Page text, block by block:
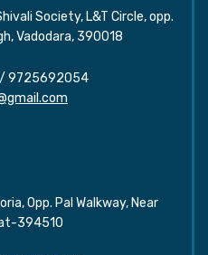
Society, L&T Circle, opp.
Vadodara, 390018
/ 9725692054
Opp. Pal Walkway, Near
394510